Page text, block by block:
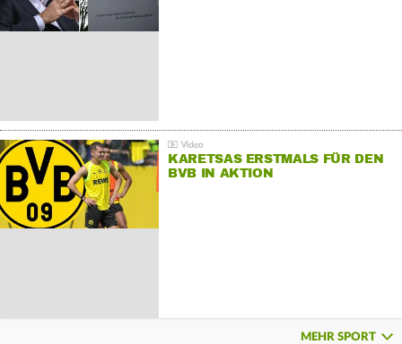
KARETSAS ERSTMALS FÜR DEN
BVB IN AKTION
MEHR SPORT